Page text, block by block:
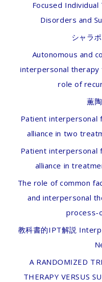
Focused
Disorders and
シャラ
Autonomous and
interpersonal
role of
薫
Patient interpersonal
alliance in two
Patient interpersonal
alliance in
The role of common
and interpersonal
process-
教科書的IPT解説
A RANDOMIZED
THERAPY VERSUS